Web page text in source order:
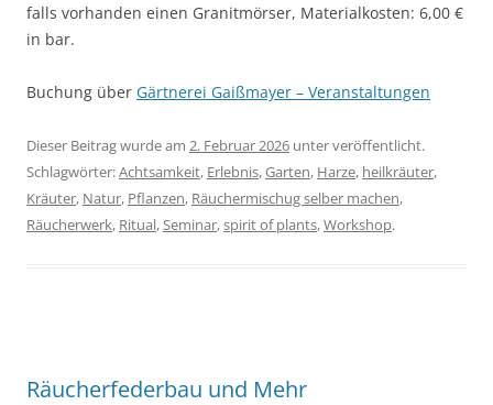
falls vorhanden einen Granitmörser, Materialkosten: 6,00 €
in bar.
Buchung über Gärtnerei Gaißmayer – Veranstaltungen
Dieser Beitrag wurde am 2. Februar 2026 unter veröffentlicht.
Schlagwörter:Achtsamkeit, Erlebnis,Garten, Harze, heilkräuter,
Kräuter, Natur, Pflanzen, Räuchermischug selber machen,
Räucherwerk, Ritual,Seminar,spirit of plants,Workshop.
Räucherfederbau und Mehr